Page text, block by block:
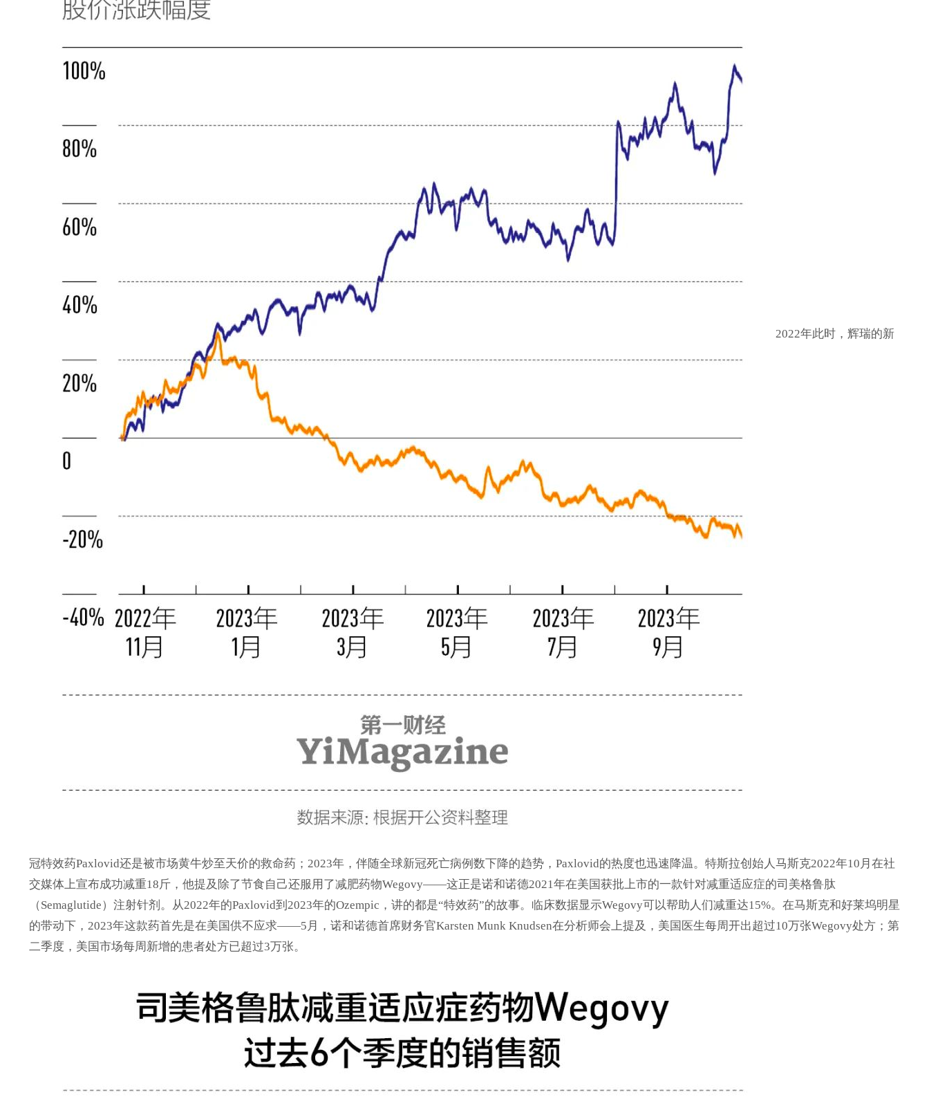
2022年此时，辉瑞的新
冠特效药Paxlovid还是被市场黄牛炒至天价的救命药；2023年，伴随全球新冠死亡病例数下降的趋势，Paxlovid的热度也迅速降温。特斯拉创始人马斯克2022年10月在社
交媒体上宣布成功减重18斤，他提及除了节食自己还服用了减肥药物Wegovy——这正是诺和诺德2021年在美国获批上市的一款针对减重适应症的司美格鲁肽
（Semaglutide）注射针剂。从2022年的Paxlovid到2023年的Ozempic，讲的都是“特效药”的故事。临床数据显示Wegovy可以帮助人们减重达15%。在马斯克和好莱坞明星
的带动下，2023年这款药首先是在美国供不应求——5月，诺和诺德首席财务官Karsten Munk Knudsen在分析师会上提及，美国医生每周开出超过10万张Wegovy处方；第
二季度，美国市场每周新增的患者处方已超过3万张。